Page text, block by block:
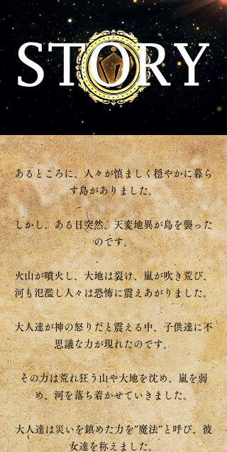
あるところに、人々が慎ましく穏やかに暮ら
す島がありました。
しかし、ある日突然、天変地異が島を襲った
のです。
火山が噴火し、大地は裂け、嵐が吹き荒び、
河も氾濫し人々は恐怖に震えあがりました。
大人達が神の怒りだと震える中、子供達に不
思議な力が現れたのです。
その力は荒れ狂う山や大地を沈め、嵐を弱
め、河を落ち着かせていきました。
大人達は災いを鎮めた力を”魔法”と呼び、彼
女達を称えました。